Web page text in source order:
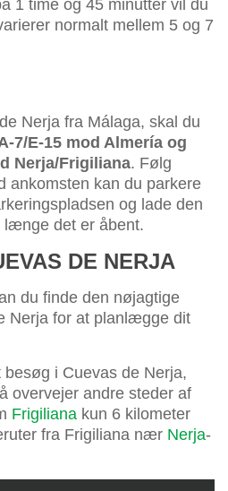
1 time og 45 minutter vil du
normalt mellem 5 og 7
Nerja fra Málaga, skal du
7/E-15 mod Almería og
Nerja/Frigiliana. Følg
ankomsten kan du parkere
og lade den
længe det er åbent.
DE NERJA
du finde den nøjagtige
Nerja for at planlægge dit
i Cuevas de Nerja,
overvejer andre steder af
Frigiliana kun 6 kilometer
fra Frigiliana nær Nerja-